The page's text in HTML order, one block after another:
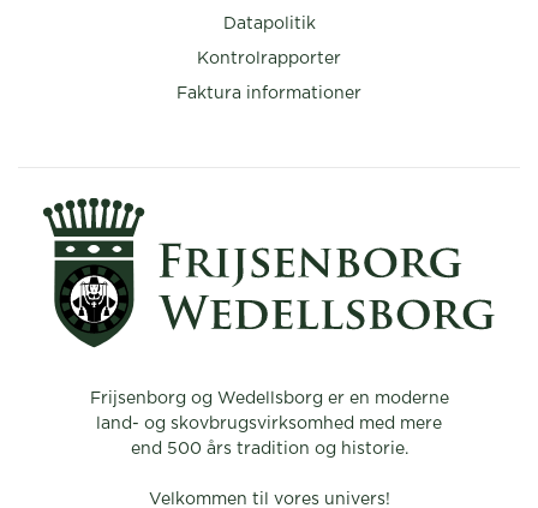
Frijsenborg og Wedellsborg er en moderne
land- og skovbrugsvirksomhed med mere
end 500 års tradition og historie.
Velkommen til vores univers!
Datapolitik
Kontrolrapporter
Faktura informationer